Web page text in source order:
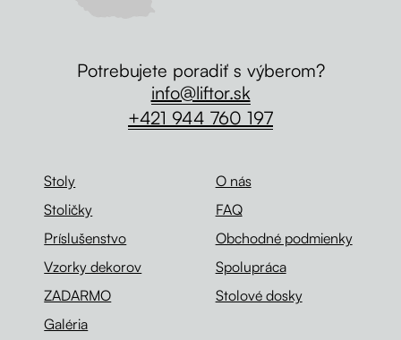
Stoly
Stoličky
Príslušenstvo
Vzorky dekorov
ZADARMO
Galéria
O nás
FAQ
Obchodné podmienky
Spolupráca
Stolové dosky
Potrebujete poradiť s výberom?
info@liftor.sk
+421 944 760 197